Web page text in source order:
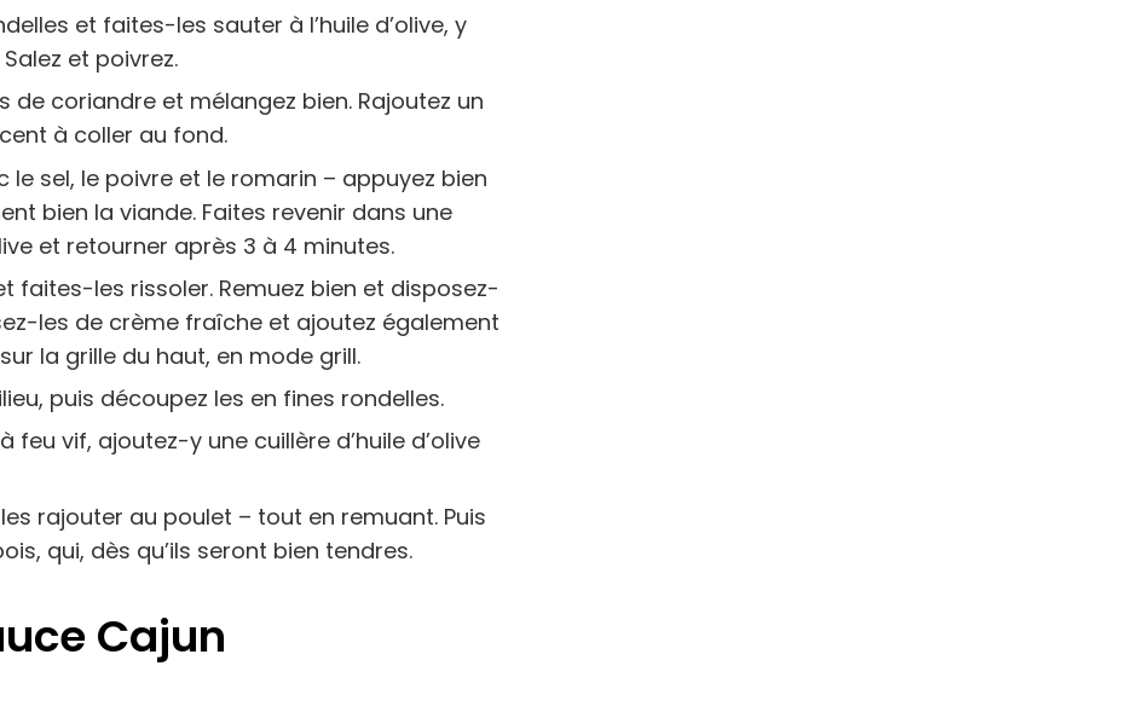
et faites-les sauter à l’huile d’olive, y
et poivrez.
de coriandre et mélangez bien. Rajoutez un
à coller au fond.
le sel, le poivre et le romarin – appuyez bien
bien la viande. Faites revenir dans une
et retourner après 3 à 4 minutes.
faites-les rissoler. Remuez bien et disposez-
les de crème fraîche et ajoutez également
la grille du haut, en mode grill.
puis découpez les en fines rondelles.
vif, ajoutez-y une cuillère d’huile d’olive
rajouter au poulet – tout en remuant. Puis
qui, dès qu’ils seront bien tendres.
Cajun